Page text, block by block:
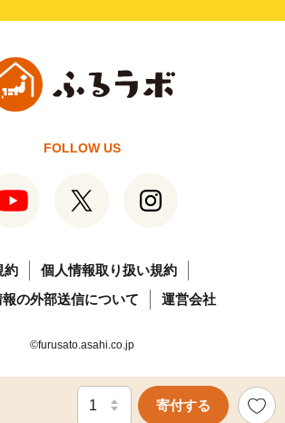
寄付する
FOLLOW US
約
個人情報取り扱い規約
の外部送信について
運営会社
©furusato.asahi.co.jp